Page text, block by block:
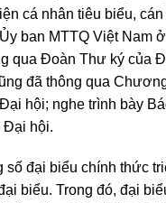
cá nhân tiêu biểu,
ban MTTQ Việt Nam
qua Đoàn Thư ký của
đã thông qua
hội; nghe trình bày
Đại hội.
số đại biểu chính thức
biểu. Trong đó, đại